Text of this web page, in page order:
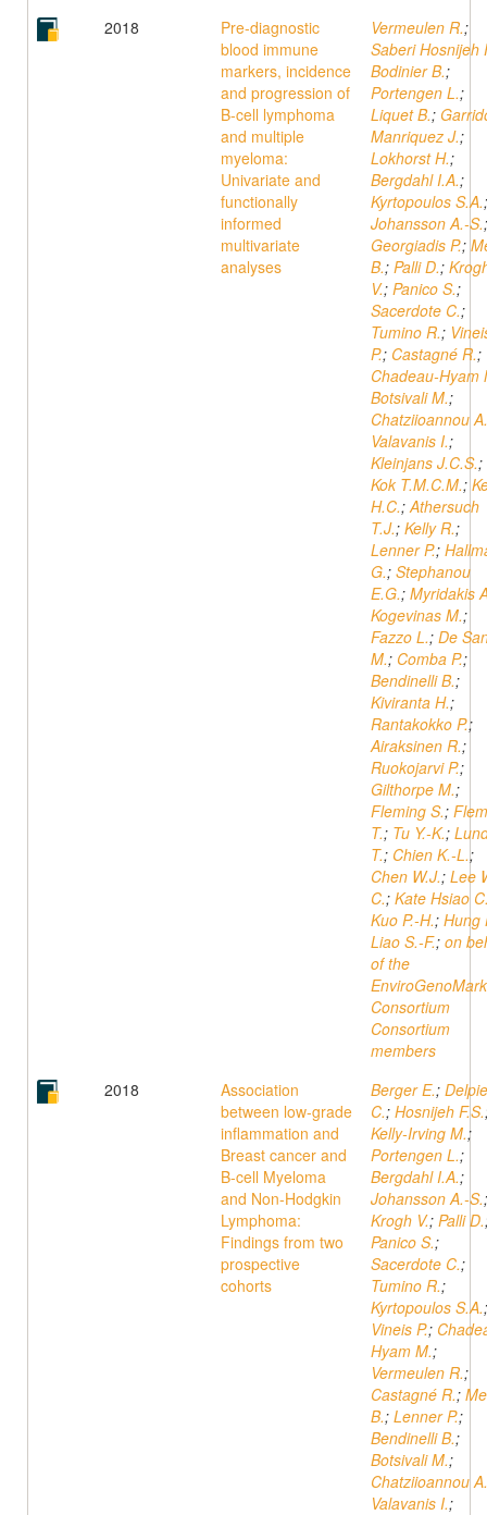
2018
Pre-diagnostic
blood immune
markers, incidence
and progression of
B-cell lymphoma
and multiple
myeloma:
Univariate and
functionally
informed
multivariate
analyses
Vermeulen R.;
Saberi Hosnijeh
Bodinier B.;
Portengen L.;
Liquet B.;
Manriquez J.;
Lokhorst H.;
Bergdahl I.A.;
Kyrtopoulos S.A.;
Johansson A.-S.;
Georgiadis P.;
B.; Palli D.;
V.; Panico S.;
Sacerdote C.;
Tumino R.;
P.; Castagné R.;
Chadeau-Hyam
Botsivali M.;
Chatziioannou A.
Valavanis I.;
Kleinjans J.C.S.;
Kok T.M.C.M.;
H.C.;Athersuch
T.J.; Kelly R.;
Lenner P.;
G.; Stephanou
E.G.; Myridakis
Kogevinas M.;
Fazzo L.; De
M.; Comba P.;
Bendinelli B.;
Kiviranta H.;
Rantakokko P.;
Airaksinen R.;
Ruokojarvi P.;
Gilthorpe M.;
Fleming S.;
T.; Tu Y.-K.;
T.; Chien K.-L.;
Chen W.J.; Lee
C.; Kate Hsiao
Kuo P.-H.; Hung
Liao S.-F.; on
of the
Consortium
Consortium
members
2018
Association
between low-grade
inflammation and
Breast cancer and
B-cell Myeloma
and Non-Hodgkin
Lymphoma:
Findings from two
prospective
cohorts
Berger E.;
C.; Hosnijeh F.S.
Kelly-Irving M.;
Portengen L.;
Bergdahl I.A.;
Johansson A.-S.;
Krogh V.; Palli D.
Panico S.;
Sacerdote C.;
Tumino R.;
Kyrtopoulos S.A.;
Vineis P.;
Hyam M.;
Vermeulen R.;
Castagné R.;
B.; Lenner P.;
Bendinelli B.;
Botsivali M.;
Chatziioannou A.
Valavanis I.;